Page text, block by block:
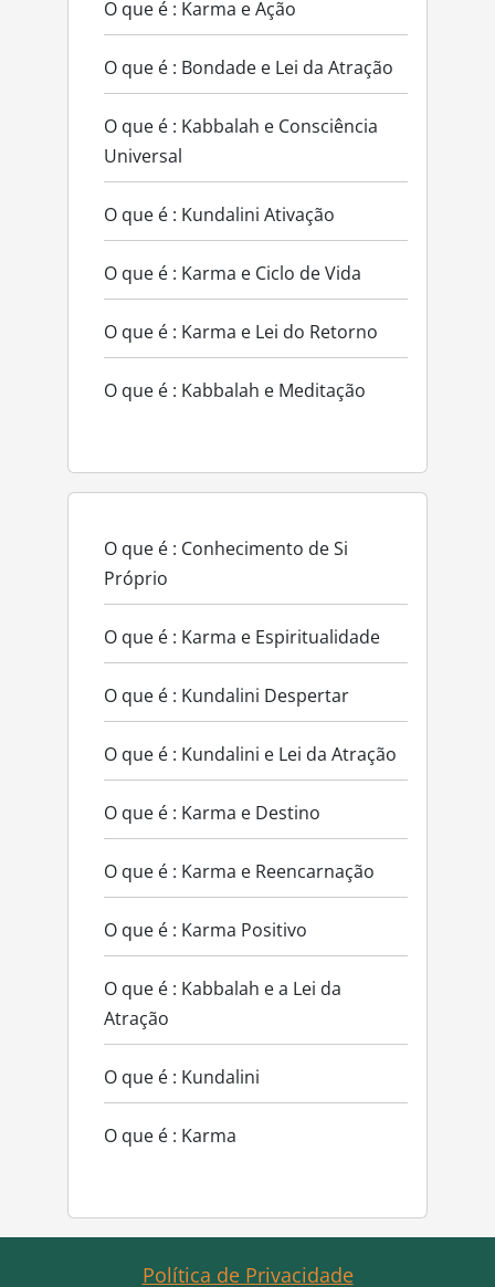
O que é : Karma e Ação
O que é : Bondade e Lei da Atração
O que é : Kabbalah e Consciência
Universal
O que é : Kundalini Ativação
O que é : Karma e Ciclo de Vida
O que é : Karma e Lei do Retorno
O que é : Kabbalah e Meditação
O que é : Conhecimento de Si
Próprio
O que é : Karma e Espiritualidade
O que é : Kundalini Despertar
O que é : Kundalini e Lei da Atração
O que é : Karma e Destino
O que é : Karma e Reencarnação
O que é : Karma Positivo
O que é : Kabbalah e a Lei da
Atração
O que é : Kundalini
O que é : Karma
Política de Privacidade